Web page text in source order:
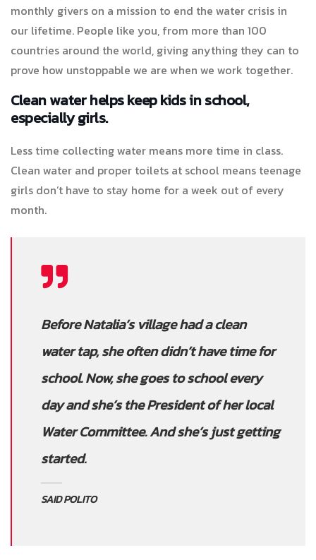
monthly givers on a mission to end the water crisis in
our lifetime. People like you, from more than 100
countries around the world, giving anything they can to
prove how unstoppable we are when we work together.
Clean water helps keep kids in school,
especially girls.
Less time collecting water means more time in class.
Clean water and proper toilets at school means teenage
girls don’t have to stay home for a week out of every
month.
Before Natalia’s village had a clean
water tap, she often didn’t have time for
school. Now, she goes to school every
day and she’s the President of her local
Water Committee. And she’s just getting
started.
SAID POLITO